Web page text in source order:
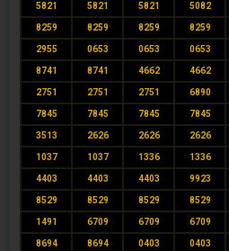
5821 5821 5821 5082
8259 8259 8259 8259
2955 0653 0653 0653
8741 8741 4662 4662
2751 2751 2751 6890
7845 7845 7845 7845
3513 2626 2626 2626
1037 1037 1336 1336
4403 4403 4403 9923
8529 8529 8529 8529
1491 6709 6709 6709
8694 8694 0403 0403